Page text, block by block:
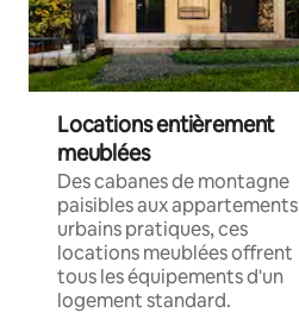
Locations entièrement
meublées
Des cabanes de montagne
paisibles aux appartements
urbains pratiques, ces
locations meublées offrent
tous les équipements d'un
logement standard.